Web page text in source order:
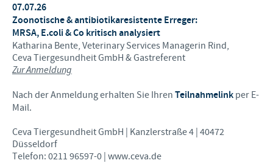
07.07.26
Zoonotische & antibiotikaresistente Erreger:
MRSA, E.coli & Co kritisch analysiert
Katharina Bente, Veterinary Services Managerin Rind,
Ceva Tiergesundheit GmbH & Gastreferent
Zur Anmeldung
Nach der Anmeldung erhalten Sie Ihren Teilnahmelink per E-
Mail.
Ceva Tiergesundheit GmbH | Kanzlerstraße 4 | 40472
Düsseldorf
Telefon: 0211 96597-0 | www.ceva.de